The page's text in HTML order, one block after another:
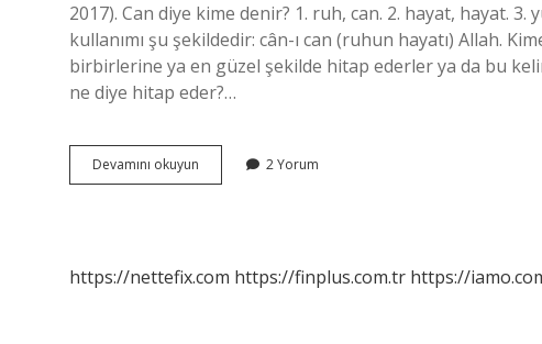
2017). Can diye kime denir? 1. ruh, can. 2. hayat, hayat.
kullanımı şu şekildedir: cân-ı can (ruhun hayatı) Allah.
birbirlerine ya en güzel şekilde hitap ederler ya da bu
ne diye hitap eder?…
Devamını okuyun
Kelimesini
2 Yorum
https://nettefix.com https://finplus.com.tr https://